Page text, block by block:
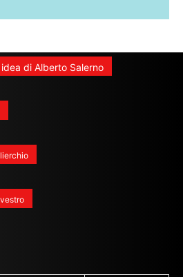
di Alberto Salerno